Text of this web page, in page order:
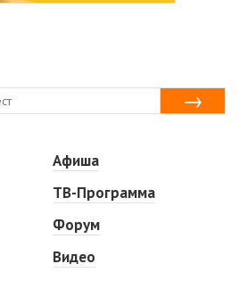
Афиша
ТВ-Программа
Форум
Видео